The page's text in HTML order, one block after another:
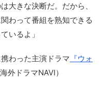
大きな決断だ。だから、
わって番組を熟知できる
いるよ」
わった主演ドラマ 『ウォ
外ドラマNAVI）